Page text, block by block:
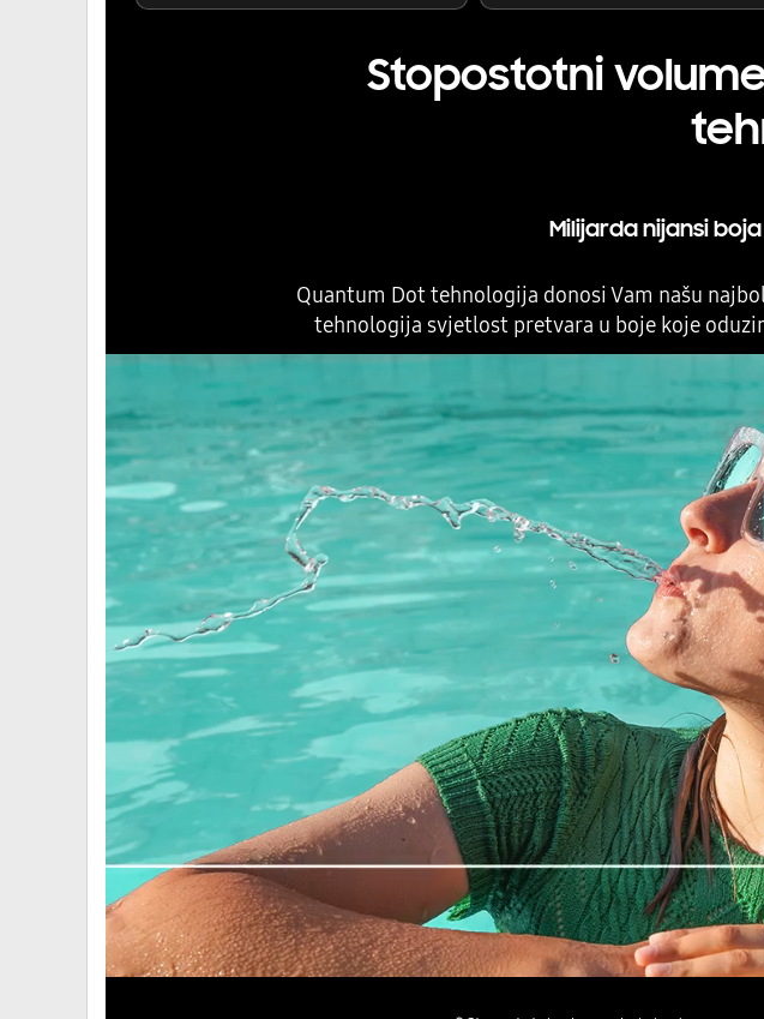
Stopostotni
Milijarda nijansi
Quantum Dot tehnologija donosi Vam našu
tehnologija svjetlost pretvara u boje koje